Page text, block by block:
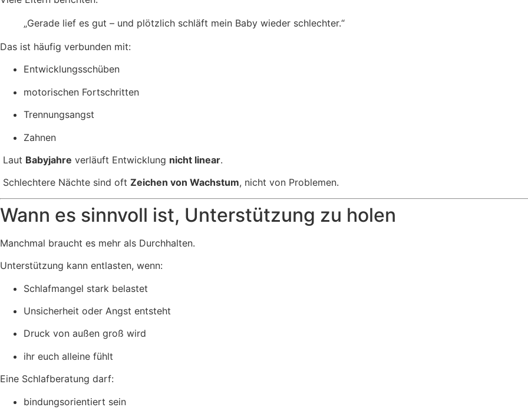
„Gerade lief es gut – und plötzlich schläft mein Baby wieder schlechter.“
Das ist häufig verbunden mit:
Entwicklungsschüben
motorischen Fortschritten
Trennungsangst
Zahnen
Laut Babyjahre verläuft Entwicklung nicht linear.
Schlechtere Nächte sind oft Zeichen von Wachstum, nicht von Problemen.
Wann es sinnvoll ist, Unterstützung zu holen
Manchmal braucht es mehr als Durchhalten.
Unterstützung kann entlasten, wenn:
Schlafmangel stark belastet
Unsicherheit oder Angst entsteht
Druck von außen groß wird
ihr euch alleine fühlt
Eine Schlafberatung darf:
bindungsorientiert sein